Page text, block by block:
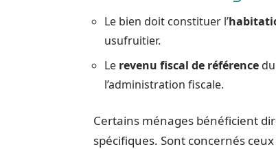
Le bien doit constituer l’
usufruitier.
Le revenu fiscal de référence
l’administration fiscale.
Certains ménages bénéficient
spécifiques. Sont concernés